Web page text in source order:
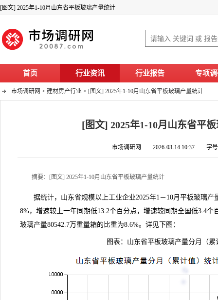
[图文] 2025年1-10月山东省平板玻璃产量统计
首页 行业资讯 行业报告 专项
市场调研网 > 建材房产行业 > [图文] 2025年1-10月山东省平板玻璃产量统计
[图文] 2025年1-10月山东省平
市场调研网 2026-03-14 10:37 字
摘要：[图文] 2025年1-10月山东省平板玻璃产量统计
据统计，山东省规模以上工业企业2025年1－10月平板玻璃产
8%，增速较上一年同期低13.2个百分点，增速较同期全国低3.4
玻璃产量80542.7万重量箱的比重为8.6%。详见下图：
图表：山东省平板玻璃产量分月（累